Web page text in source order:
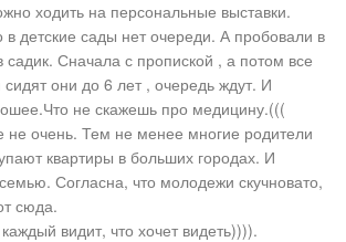
ходить на персональные выставки.
в детские сады нет очереди. А пробовали в
садик. Сначала с пропиской , а потом все
они до 6 лет , очередь ждут. И
не скажешь про медицину.(((
не очень. Тем не менее многие родители
квартиры в больших городах. И
Согласна, что молодежи скучновато,
сюда.
каждый видит, что хочет видеть)))).